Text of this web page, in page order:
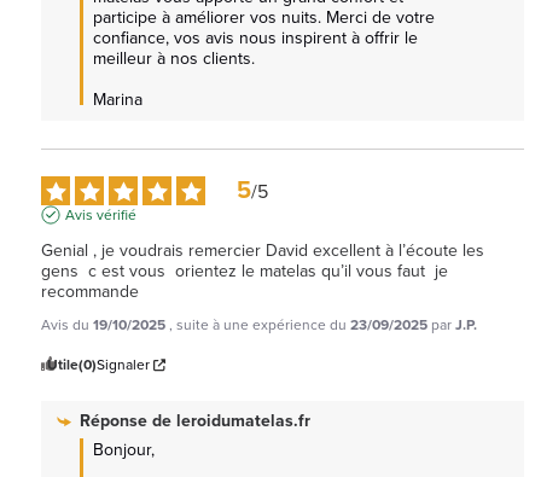
participe à améliorer vos nuits. Merci de votre
confiance, vos avis nous inspirent à offrir le
meilleur à nos clients.
Marina
5/5
Avis vérifié
Genial , je voudrais remercier David excellent à l’écoute les
gens  c est vous  orientez le matelas qu’il vous faut  je
recommande
Avis du 19/10/2025, suite à une expérience du 23/09/2025 parJ.P.
Utile(0)Signaler
Réponse deleroidumatelas.fr
Bonjour,